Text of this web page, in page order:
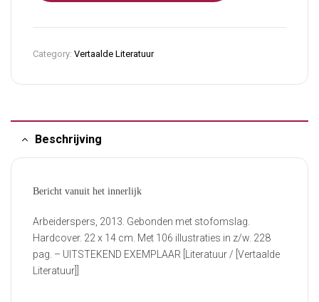
Category: Vertaalde Literatuur
Beschrijving
Bericht vanuit het innerlijk
Arbeiderspers, 2013. Gebonden met stofomslag.
Hardcover. 22 x 14 cm. Met 106 illustraties in z/w. 228
pag. – UITSTEKEND EXEMPLAAR [Literatuur / [Vertaalde
Literatuur]]